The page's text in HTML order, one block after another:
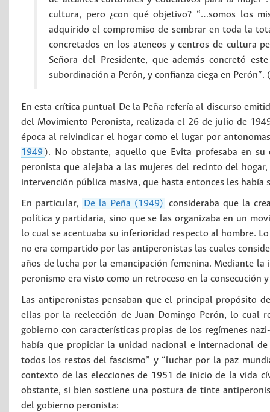
cultura, pero ¿con qué objetivo? “…somos los
adquirido el compromiso de sembrar en toda la
concretados en los ateneos y centros de cultura
Señora del Presidente, que además concretó
subordinación a Perón, y confianza ciega en Perón”. (
En esta crítica puntual De la Peña refería al discurso
del Movimiento Peronista, realizada el 26 de julio de
época al reivindicar el hogar como el lugar por
1949 ). No obstante, aquello que Evita profesaba en
peronista que alejaba a las mujeres del recinto del
intervención pública masiva, que hasta entonces les había
En particular, De la Peña (1949) consideraba que la
política y partidaria, sino que se las organizaba en un
lo cual se acentuaba su inferioridad respecto al hombre.
no era compartido por las antiperonistas las cuales
años de lucha por la emancipación femenina. Mediante
peronismo era visto como un retroceso en la consecución
Las antiperonistas pensaban que el principal propósito
ellas por la reelección de Juan Domingo Perón, lo cual
gobierno con características propias de los regímenes
había que propiciar la unidad nacional e internacional
todos los restos del fascismo” y “luchar por la paz
contexto de las elecciones de 1951 de inicio de la vida
obstante, si bien sostiene una postura de tinte
del gobierno peronista: